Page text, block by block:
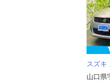
スズキ
山口県